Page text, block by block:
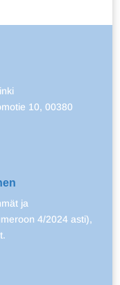
10, 00380
ja
4/2024 asti),